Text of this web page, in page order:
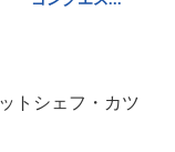
トシェフ・カツ